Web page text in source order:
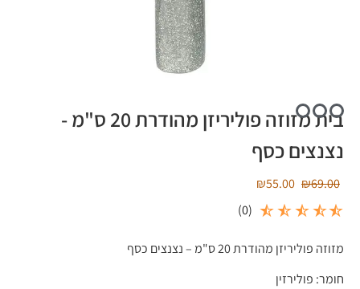
בית מזוזה פוליריזן מהודרת 20 ס"מ -
נצנצים כסף
₪69.00
₪55.00
(
0
)
מזוזה פוליריזן מהודרת 20 ס"מ – נצנצים כסף
חומר: פולירזין